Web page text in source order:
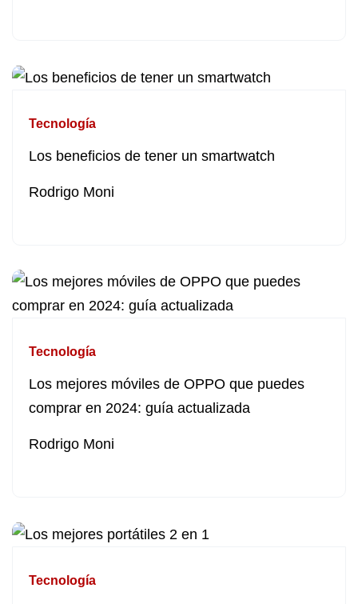
Tecnología
Los beneficios de tener un smartwatch
Rodrigo Moni
Tecnología
Los mejores móviles de OPPO que puedes
comprar en 2024: guía actualizada
Rodrigo Moni
Tecnología